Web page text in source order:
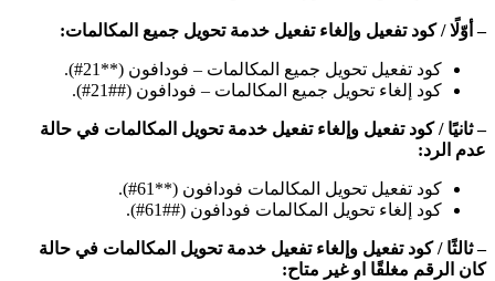
– أوّلًا / كود تفعيل وإلغاء تفعيل خدمة تحويل جميع المكالمات:
كود تفعيل تحويل جميع المكالمات – فودافون (**21#).
كود إلغاء تحويل جميع المكالمات – فودافون (##21#).
– ثانيًا / كود تفعيل وإلغاء تفعيل خدمة تحويل المكالمات في حالة
عدم الرد:
كود تفعيل تحويل المكالمات فودافون (**61#).
كود إلغاء تحويل المكالمات فودافون (##61#).
– ثالثًا / كود تفعيل وإلغاء تفعيل خدمة تحويل المكالمات في حالة
كان الرقم مغلقًا او غير متاح: